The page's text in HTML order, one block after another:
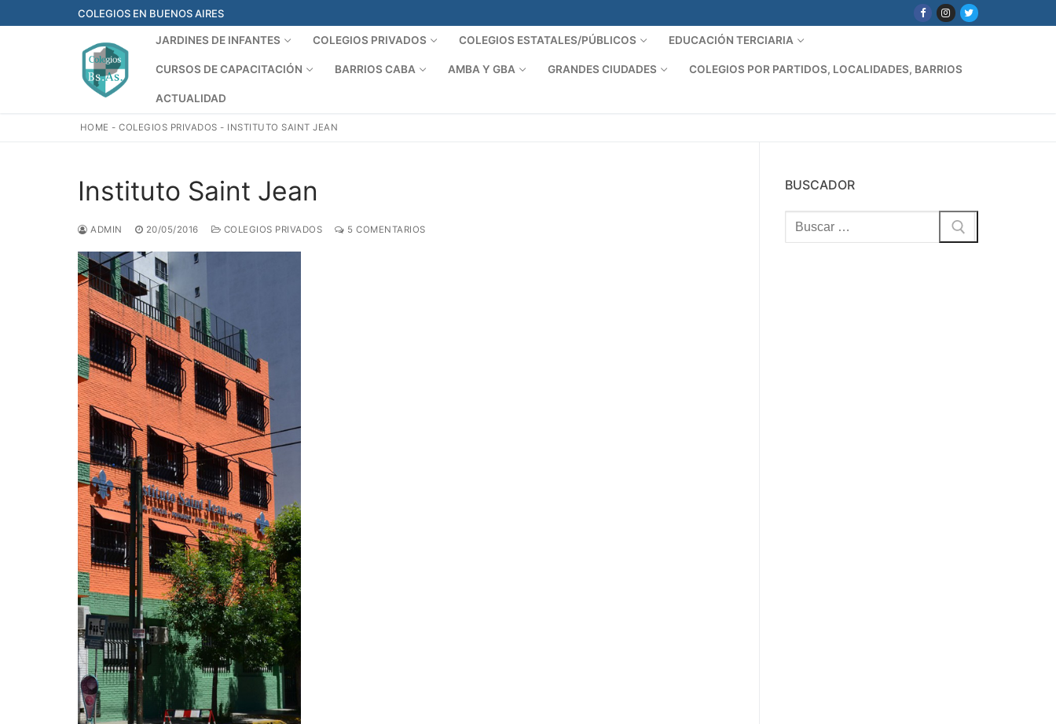
al
COLEGIOS EN BUENOS AIRES
JARDINES DE INFANTES COLEGIOS PRIVADOS COLEGIOS ESTATALES/PÚBLICOS EDUCACIÓN TERCIARIA
CURSOS DE CAPACITACIÓN BARRIOS CABA AMBA Y GBA GRANDES CIUDADES COLEGIOS POR PARTIDOS, LOCALIDADES, BARRIOS
ACTUALIDAD
HOME -COLEGIOS PRIVADOS - INSTITUTO SAINT JEAN
Instituto Saint Jean
ADMIN 20/05/2016 COLEGIOS PRIVADOS 5 COMENTARIOS
BUSCADOR
Buscar: